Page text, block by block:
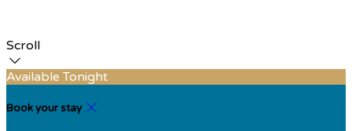
Scroll
Available Tonight
Book your stay